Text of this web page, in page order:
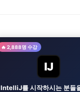
🔥 2,888명 수강
IJ
IntelliJ를 시작하시는 분들